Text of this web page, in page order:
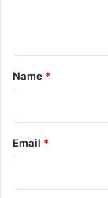
*
Name *
Email *